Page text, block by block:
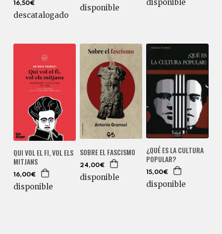
16,50€
descatalogado
disponible
disponible
QUI VOL EL FI, VOL ELS
MITJANS
16,00€
disponible
SOBRE EL FASCISMO
24,00€
disponible
¿QUÉ ES LA CULTURA
POPULAR?
15,00€
disponible